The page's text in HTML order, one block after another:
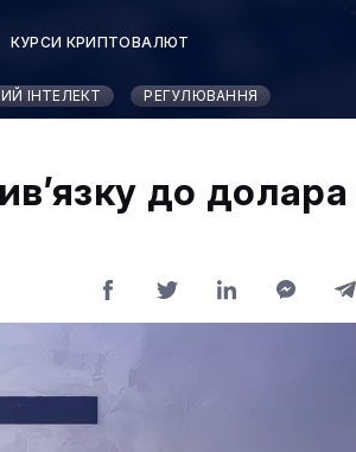
КУРСИ КРИПТОВАЛЮТ
ІНТЕЛЕКТ РЕГУЛЮВАННЯ
до долара